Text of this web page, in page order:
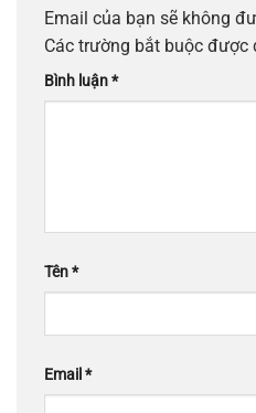
Email của bạn sẽ không
Các trường bắt buộc được
Bình luận*
Tên*
Email *